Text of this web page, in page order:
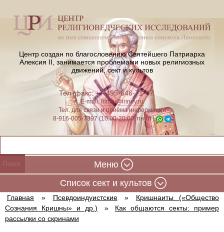
Центр создан по благословению Святейшего Патриарха
Алексия II, занимается проблемами новых религиозных
движений, сект и культов
Тел./факс: +7-495-646-71-47
E-mail:iriney@iriney.ru
Тел. для связи и приёма информации
8-916-005-7397 (10:00-20:00, пн-пт)
Меню
Cписок сект и культов
Главная » Псевдоиндуистские »
Кришнаиты («Общество
Сознания Кришны» и др.)
»
Как общаются секты: пример
рассылки со скринами